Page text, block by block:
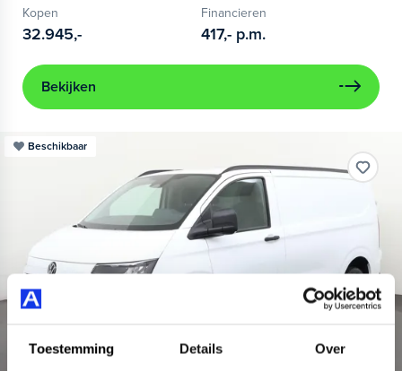
Toestemming Details Over
Kopen
32.945,-
Financieren
417,- p.m.
Bekijken
Beschikbaar